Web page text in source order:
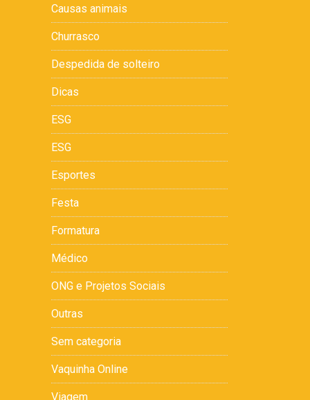
Causas animais
Churrasco
Despedida de solteiro
Dicas
ESG
ESG
Esportes
Festa
Formatura
Médico
ONG e Projetos Sociais
Outras
Sem categoria
Vaquinha Online
Viagem